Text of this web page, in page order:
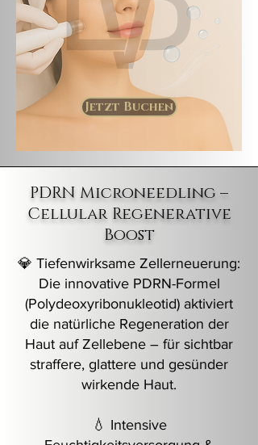
Jetzt Buchen
PDRN Microneedling –
Cellular Regenerative
Boost
💎 Tiefenwirksame Zellerneuerung:
Die innovative PDRN-Formel
(Polydeoxyribonukleotid) aktiviert
die natürliche Regeneration der
Haut auf Zellebene – für sichtbar
straffere, glattere und gesünder
wirkende Haut.
💧 Intensive